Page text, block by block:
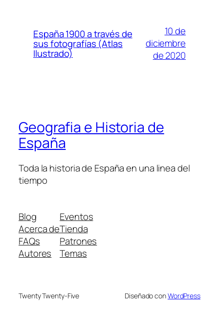
España 1900 a través de
sus fotografías (Atlas
Ilustrado)
10 de
diciembre
de 2020
Geografia e Historia de
España
Toda la historia de España en una linea del
tiempo
Blog
Acerca de
FAQs
Autores
Eventos
Tienda
Patrones
Temas
Twenty Twenty-Five Diseñado conWordPress